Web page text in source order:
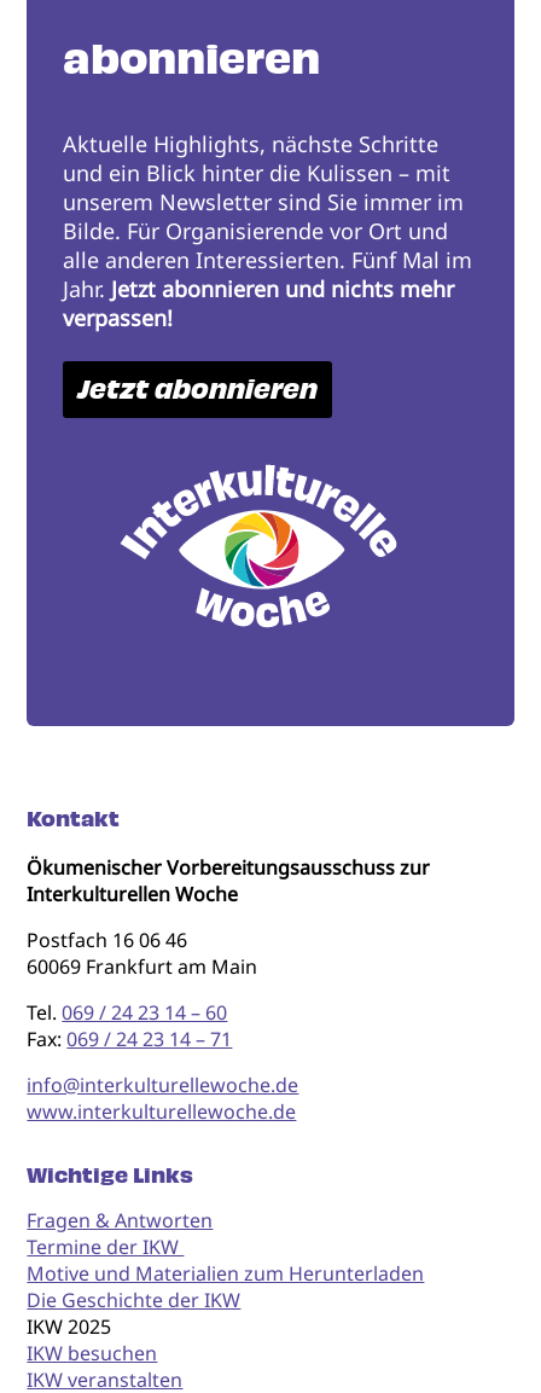
abonnieren
Aktuelle Highlights, nächste Schritte
und ein Blick hinter die Kulissen – mit
unserem Newsletter sind Sie immer im
Bilde. Für Organisierende vor Ort und
alle anderen Interessierten. Fünf Mal im
Jahr. Jetzt abonnieren und nichts mehr
verpassen!
Jetzt abonnieren
Kontakt
Ökumenischer Vorbereitungsausschuss zur
Interkulturellen Woche
Postfach 16 06 46
60069 Frankfurt am Main
Tel.069 / 24 23 14 – 60
Fax:069 / 24 23 14 – 71
info@interkulturellewoche.de
www.interkulturellewoche.de
Wichtige Links
Fragen & Antworten
Termine der IKW
Motive und Materialien zum Herunterladen
Die Geschichte der IKW
IKW 2025
IKW besuchen
IKW veranstalten